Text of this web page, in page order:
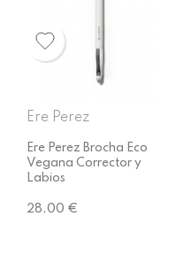
Ere Perez
Ere Perez Brocha Eco
Vegana Corrector y
Labios
Precio
28,00 €